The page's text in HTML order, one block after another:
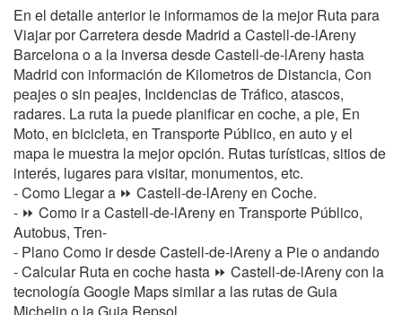
En el detalle anterior le informamos de la mejor Ruta para
Viajar por Carretera desde Madrid a Castell-de-lAreny
Barcelona o a la inversa desde Castell-de-lAreny hasta
Madrid con información de Kilometros de Distancia, Con
peajes o sin peajes, Incidencias de Tráfico, atascos,
radares. La ruta la puede planificar en coche, a pie, En
Moto, en bicicleta, en Transporte Público, en auto y el
mapa le muestra la mejor opción. Rutas turísticas, sitios de
interés, lugares para visitar, monumentos, etc.
- Como Llegar a ⏩ Castell-de-lAreny en Coche.
- ⏩ Como ir a Castell-de-lAreny en Transporte Público,
Autobus, Tren-
- Plano Como ir desde Castell-de-lAreny a Pie o andando
- Calcular Ruta en coche hasta ⏩ Castell-de-lAreny con la
tecnología Google Maps similar a las rutas de Guia